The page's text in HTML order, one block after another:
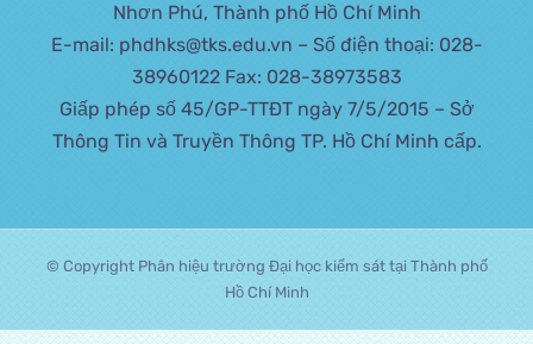
Nhơn Phú, Thành phố Hồ Chí Minh
E-mail: phdhks@tks.edu.vn – Số điện thoại: 028-
38960122 Fax: 028-38973583
Giấp phép số 45/GP-TTĐT ngày 7/5/2015 – Sở
Thông Tin và Truyền Thông TP. Hồ Chí Minh cấp.
© Copyright Phân hiệu trường Đại học kiểm sát tại Thành phố
Hồ Chí Minh